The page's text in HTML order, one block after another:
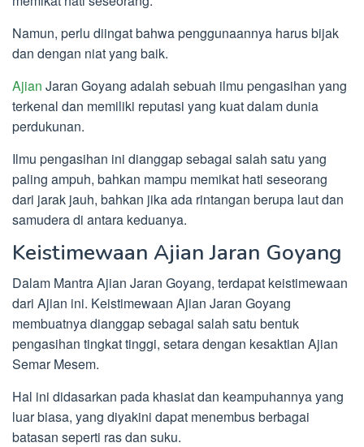
Namun, perlu diingat bahwa penggunaannya harus bijak
dan dengan niat yang baik.
Ajian Jaran Goyang adalah sebuah ilmu pengasihan yang
terkenal dan memiliki reputasi yang kuat dalam dunia
perdukunan.
Ilmu pengasihan ini dianggap sebagai salah satu yang
paling ampuh, bahkan mampu memikat hati seseorang
dari jarak jauh, bahkan jika ada rintangan berupa laut dan
samudera di antara keduanya.
Keistimewaan Ajian Jaran Goyang
Dalam Mantra Ajian Jaran Goyang, terdapat keistimewaan
dari Ajian ini. Keistimewaan Ajian Jaran Goyang
membuatnya dianggap sebagai salah satu bentuk
pengasihan tingkat tinggi, setara dengan kesaktian Ajian
Semar Mesem.
Hal ini didasarkan pada khasiat dan keampuhannya yang
luar biasa, yang diyakini dapat menembus berbagai
batasan seperti ras dan suku.